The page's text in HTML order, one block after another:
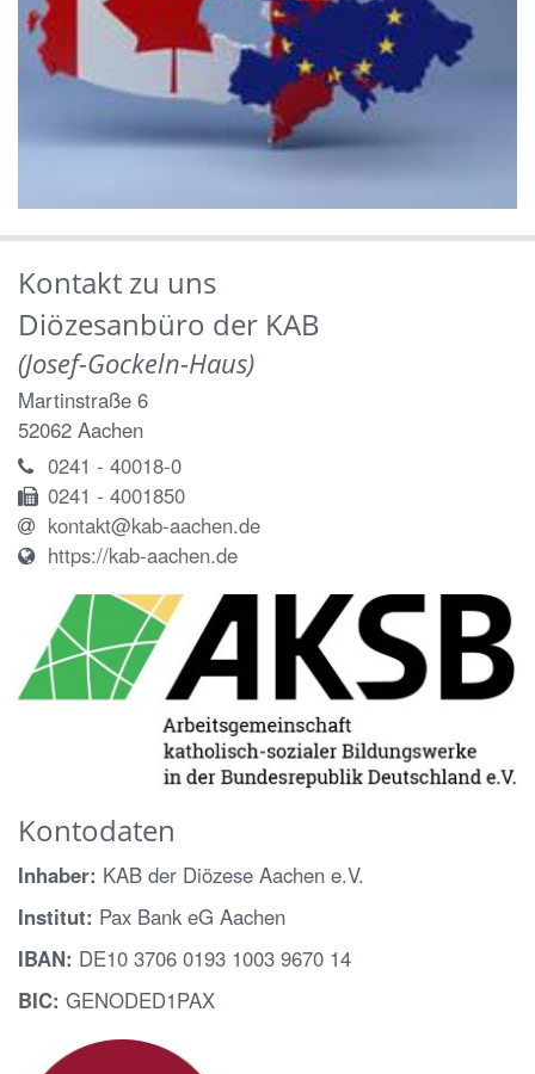
Kontakt zu uns
Diözesanbüro der KAB
(Josef-Gockeln-Haus)
Martinstraße 6
52062 Aachen
0241 - 40018-0
0241 - 4001850
kontakt@kab-aachen.de
https://kab-aachen.de
Kontodaten
Inhaber: KAB der Diözese Aachen e.V.
Institut: Pax Bank eG Aachen
IBAN: DE10 3706 0193 1003 9670 14
BIC: GENODED1PAX